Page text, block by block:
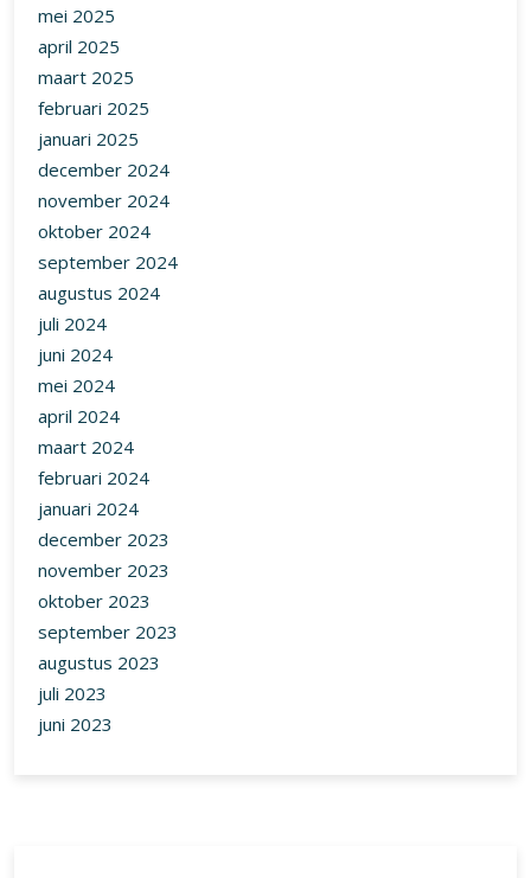
mei 2025
april 2025
maart 2025
februari 2025
januari 2025
december 2024
november 2024
oktober 2024
september 2024
augustus 2024
juli 2024
juni 2024
mei 2024
april 2024
maart 2024
februari 2024
januari 2024
december 2023
november 2023
oktober 2023
september 2023
augustus 2023
juli 2023
juni 2023